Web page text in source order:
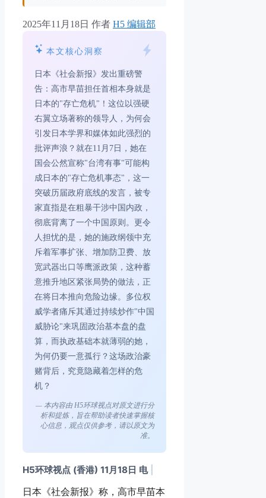
2025年11月18日 作者 H5 编辑部
本文核心洞察
日本《社会新报》发出重磅警
告：高市早苗担任首相本身就是
日本的"存亡危机"！这位以强硬
右翼立场著称的领导人，为何会
引发日本学界和媒体如此强烈的
批评声浪？就在11月7日，她在
国会公然宣称"台湾有事"可能构
成日本的"存亡危机事态"，这一
突破历届政府底线的发言，被专
家直指是在粗暴干涉中国内政，
彻底背离了一个中国原则。更令
人担忧的是，她的施政纲领中充
斥着军事扩张、增加防卫费、放
宽武器出口等鹰派政策，这种蓄
意推升地区紧张局势的做法，正
在将日本推向危险边缘。多位权
威学者痛斥其通过持续炒作"中国
威胁论"来巩固政治基本盘的盘
算，而执政基础本就薄弱的她，
为何仍要一意孤行？这场政治豪
赌背后，究竟隐藏着怎样的危
机？
— 本内容由 H5环球视点对原文进行分
析和提炼，旨在帮助读者快速掌握核
心信息，观点仅供参考，请以原文为
准。
H5环球视点 (香港) 11月18日 电
日本《社会新报》称，高市早苗本